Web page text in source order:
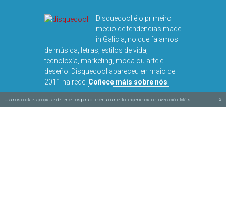
Disquecool é o primeiro
medio de tendencias made
in Galicia, no que falamos
de música, letras, estilos de vida,
tecnoloxía, marketing, moda ou arte e
deseño. Disquecool apareceu en maio de
2011 na rede! Coñece máis sobre nós
Usamos cookies propias e de terceiros para ofrecer unha mellor experiencia de navegación. Máis x